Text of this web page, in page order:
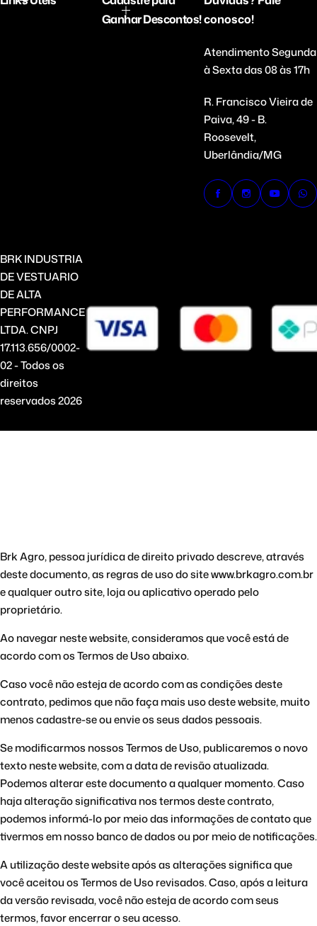
Ganhar Descontos!conosco!
Atendimento Segunda
à Sexta das 08 às 17h
R. Francisco Vieira de
Paiva, 49 - B.
Roosevelt,
Uberlândia/MG
BRK INDUSTRIA
DE VESTUARIO
DE ALTA
PERFORMANCE
LTDA. CNPJ
17.113.656/0002-
02 - Todos os
direitos
reservados 2026
Brk Agro, pessoa jurídica de direito privado descreve, através
deste documento, as regras de uso do site www.brkagro.com.br
e qualquer outro site, loja ou aplicativo operado pelo
proprietário.
Ao navegar neste website, consideramos que você está de
acordo com os Termos de Uso abaixo.
Caso você não esteja de acordo com as condições deste
contrato, pedimos que não faça mais uso deste website, muito
menos cadastre-se ou envie os seus dados pessoais.
Se modificarmos nossos Termos de Uso, publicaremos o novo
texto neste website, com a data de revisão atualizada.
Podemos alterar este documento a qualquer momento. Caso
haja alteração significativa nos termos deste contrato,
podemos informá-lo por meio das informações de contato que
tivermos em nosso banco de dados ou por meio de notificações.
A utilização deste website após as alterações significa que
você aceitou os Termos de Uso revisados. Caso, após a leitura
da versão revisada, você não esteja de acordo com seus
termos, favor encerrar o seu acesso.